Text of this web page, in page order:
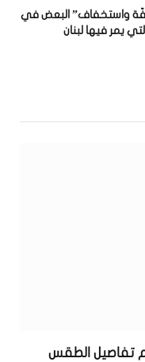
واستخفاف” البعض في
يمر فيها لبنان
تفاصيل الطقس